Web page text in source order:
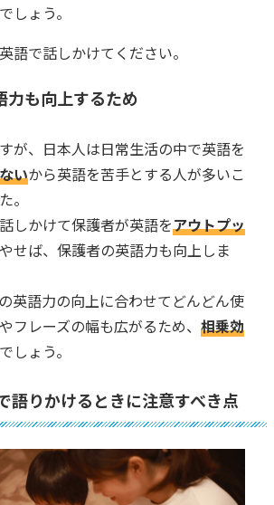
しょう。
語で話しかけてください。
力も向上するため
が、日本人は日常生活の中で英語を
いから英語を苦手とする人が多いこ
。
しかけて保護者が英語をアウトプッ
せば、保護者の英語力も向上しま
英語力の向上に合わせてどんどん使
フレーズの幅も広がるため、 相乗効
しょう。
語りかけるときに注意すべき点